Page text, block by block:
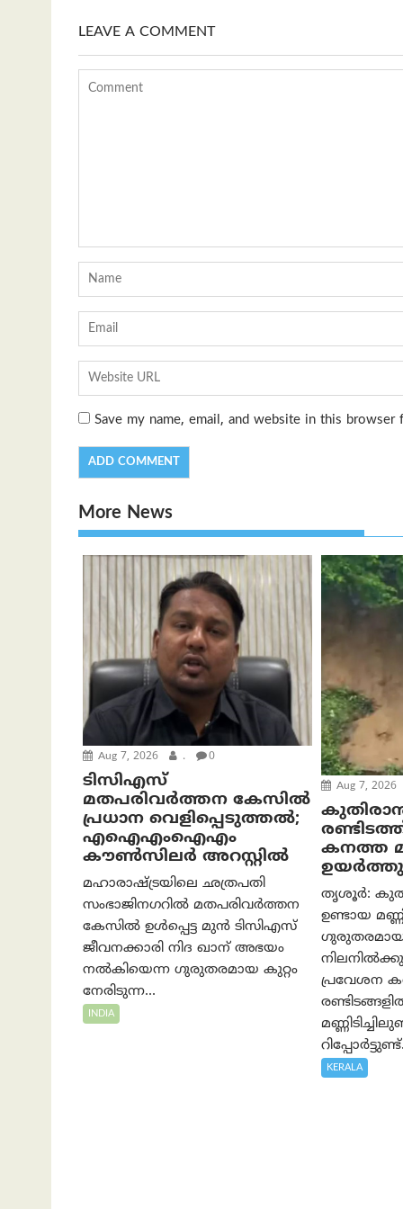
LEAVE A COMMENT
Save my name, email, and website in this
More News
Aug 7, 2026 . 0
ടിസിഎസ്
മതപരിവർത്തന കേസിൽ
പ്രധാന വെളിപ്പെടുത്തൽ;
എഐഎംഐഎം
കൗൺസിലർ അറസ്റ്റിൽ
മഹാരാഷ്ട്രയിലെ ഛത്രപതി
സംഭാജിനഗറിൽ മതപരിവർത്തന
കേസിൽ ഉൾപ്പെട്ട മുൻ ടിസിഎസ്
ജീവനക്കാരി നിദ ഖാന് അഭയം
നൽകിയെന്ന ഗുരുതരമായ കുറ്റം
നേരിടുന്ന...
INDIA
Aug 7, 2026
രണ്ടിടത്ത്
കനത്ത
തൃശൂർ:
ഉണ്ടായ
പ്രവേശന
KERALA